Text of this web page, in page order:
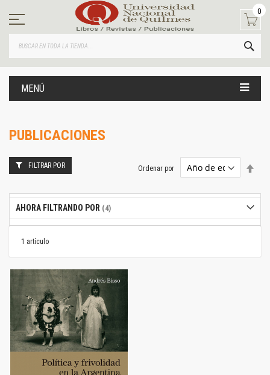
contenido
0
MENÚ
PUBLICACIONES
1 artículo
Ordenar por
FILTRAR POR
AHORA FILTRANDO POR